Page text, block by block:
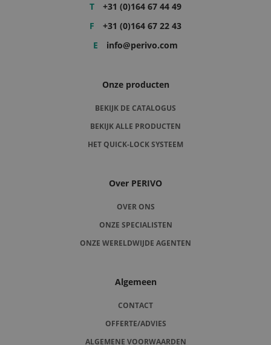
T
+31 (0)164 67 44 49
F
+31 (0)164 67 22 43
E
info@perivo.com
Onze producten
BEKIJK DE CATALOGUS
BEKIJK ALLE PRODUCTEN
HET QUICK-LOCK SYSTEEM
Over PERIVO
OVER ONS
ONZE SPECIALISTEN
ONZE WERELDWIJDE AGENTEN
Algemeen
CONTACT
OFFERTE/ADVIES
ALGEMENE VOORWAARDEN